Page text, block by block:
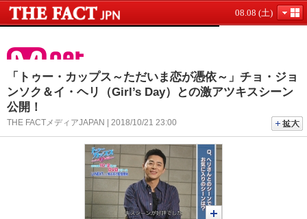
08.08 (土)
「トゥ​ー・カップス～ただいま恋が憑依～」チョ・ジョ
ンソク＆イ​・ヘリ（Girl’s Day）との激アツキスシーン​
公開！
THE FACTメディアJAPAN | 2018/10/21 23:00